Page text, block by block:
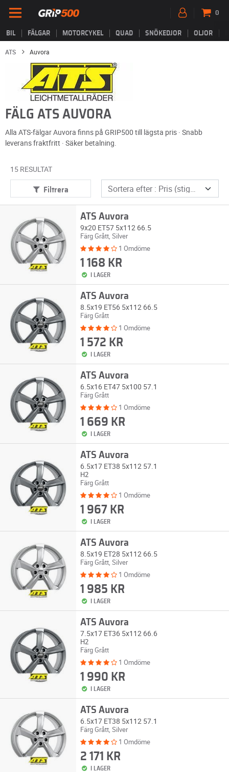
BIL FÄLGAR MOTORCYKEL QUAD SNÖKEDJOR OLJOR
0
ATS Auvora
FÄLG ATS AUVORA
Alla ATS-fälgar Auvora finns på GRIP500 till lägsta pris · Snabb
leverans fraktfritt · Säker betalning.
15 RESULTAT
Filtrera
ATS Auvora
9x20 ET57 5x112 66.5
Färg Grått, Silver
1 Omdöme
1 168 KR
I LAGER
ATS Auvora
8.5x19 ET56 5x112 66.5
Färg Grått
1 Omdöme
1 572 KR
I LAGER
ATS Auvora
6.5x16 ET47 5x100 57.1
Färg Grått
1 Omdöme
1 669 KR
I LAGER
ATS Auvora
6.5x17 ET38 5x112 57.1
H2
Färg Grått
1 Omdöme
1 967 KR
I LAGER
ATS Auvora
8.5x19 ET28 5x112 66.5
Färg Grått, Silver
1 Omdöme
1 985 KR
I LAGER
ATS Auvora
7.5x17 ET36 5x112 66.6
H2
Färg Grått
1 Omdöme
1 990 KR
I LAGER
ATS Auvora
6.5x17 ET38 5x112 57.1
Färg Grått, Silver
1 Omdöme
2 171 KR
I LAGER